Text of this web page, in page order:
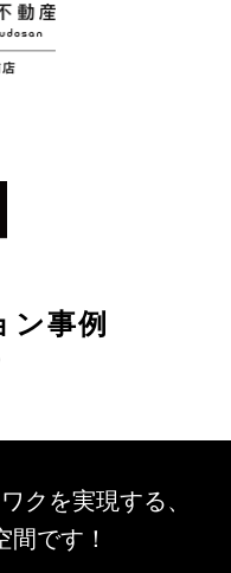
ン事例
クを実現する、
です！